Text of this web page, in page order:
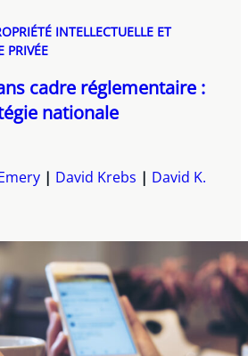
INTELLECTUELLE ET
PRIVÉE
cadre réglementaire :
nationale
David Krebs
David K.